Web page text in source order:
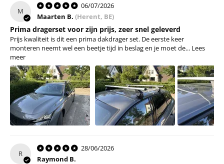
M
06/07/2026
Maarten B. (Herent, BE)
Prima dragerset voor zijn prijs, zeer snel geleverd
Prijs kwaliteit is dit een prima dakdrager set. De eerste keer
monteren neemt wel een beetje tijd in beslag en je moet de... Lees
meer
R
28/06/2026
Raymond B.